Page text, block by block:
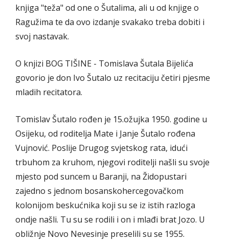
knjiga "teža" od one o Šutalima, ali u od knjige o
Ragužima te da ovo izdanje svakako treba dobiti i
svoj nastavak.
O knjizi BOG TIŠINE - Tomislava Šutala Bijelića
govorio je don Ivo Šutalo uz recitaciju četiri pjesme
mladih recitatora.
Tomislav Šutalo rođen je 15.ožujka 1950. godine u
Osijeku, od roditelja Mate i Janje Šutalo rođena
Vujnović. Poslije Drugog svjetskog rata, idući
trbuhom za kruhom, njegovi roditelji našli su svoje
mjesto pod suncem u Baranji, na Židopustari
zajedno s jednom bosanskohercegovačkom
kolonijom beskućnika koji su se iz istih razloga
ondje našli. Tu su se rodili i on i mlađi brat Jozo. U
obližnje Novo Nevesinje preselili su se 1955.